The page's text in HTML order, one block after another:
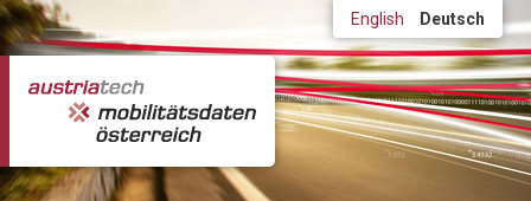
Direkt zum Inhalt English Deutsch